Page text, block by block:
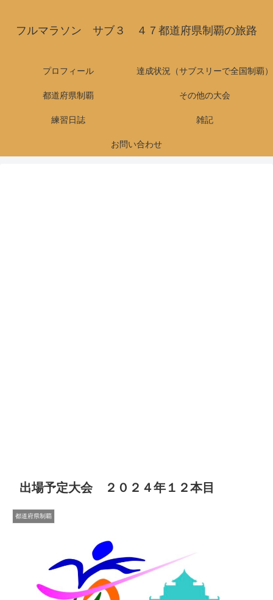
フルマラソン サブ３ ４７都道府県制覇の旅路
プロフィール 達成状況（サブスリーで全国制覇）
都道府県制覇 その他の大会
練習日誌 雑記
お問い合わせ
出場予定大会 ２０２４年１２本目
都道府県制覇